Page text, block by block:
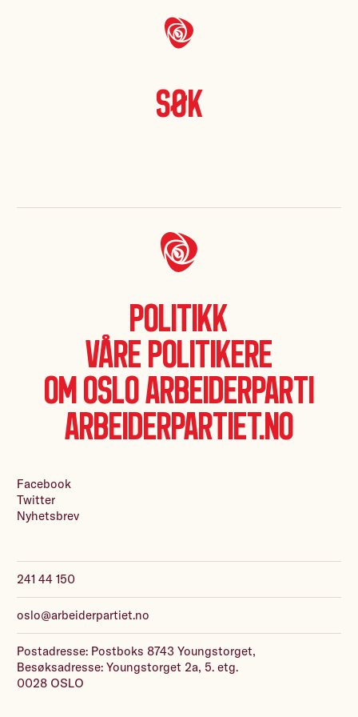
Søk
Politikk
Våre politikere
Om Oslo Arbeiderparti
Arbeiderpartiet.no
241 44 150
oslo@arbeiderpartiet.no
Postadresse: Postboks 8743 Youngstorget,
Besøksadresse: Youngstorget 2a, 5. etg.
0028 OSLO
Facebook
Twitter
Nyhetsbrev